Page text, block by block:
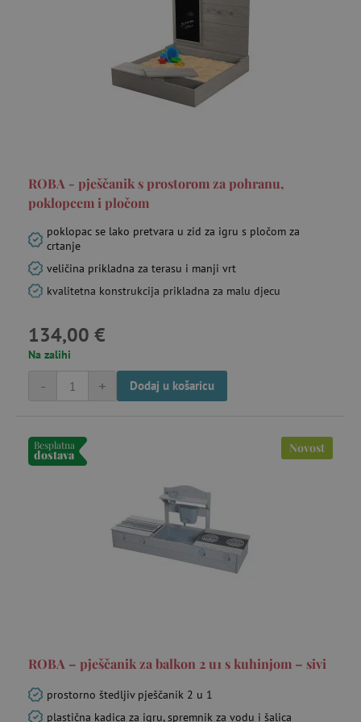
ROBA - pješčanik s prostorom za pohranu,
poklopcem i pločom
poklopac se lako pretvara u zid za igru s pločom za
crtanje
veličina prikladna za terasu i manji vrt
kvalitetna konstrukcija prikladna za malu djecu
134,00 €
Na zalihi
+
- Dodaj u košaricu
Besplatna
dostava Novost
ROBA – pješčanik za balkon 2 u1 s kuhinjom – sivi
prostorno štedljiv pješčanik 2 u 1
plastična kadica za igru, spremnik za vodu i šalica
funkcionalnost internetske stranice, kao što su
npr. upis korisnika na stranici te uređivanje
odgovarajuće upotrebljavati bez nužno
potrebnih kolačića.
PHPSESSID